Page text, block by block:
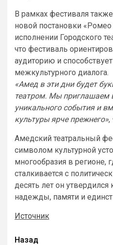
В рамках фестиваля
новой постановки
исполнении Городского
что фестиваль
аудиторию и
межкультурного диалога.
«Амед в эти дни будет
театром. Мы приглашаем
уникального события и
культуры ярче прежнего»,
Амедский театральный
символом культурной
многообразия в регионе,
сталкивается с
десять лет он утвердился
надежды, памяти и
Источник
Назад